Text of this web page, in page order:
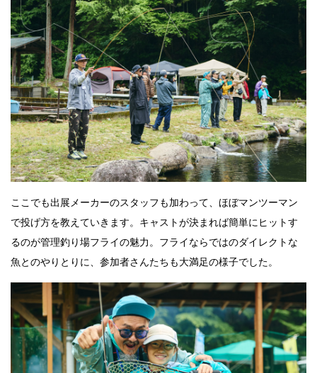
ここでも出展メーカーのスタッフも加わって、ほぼマンツーマン
で投げ方を教えていきます。キャストが決まれば簡単にヒットす
るのが管理釣り場フライの魅力。フライならではのダイレクトな
魚とのやりとりに、参加者さんたちも大満足の様子でした。